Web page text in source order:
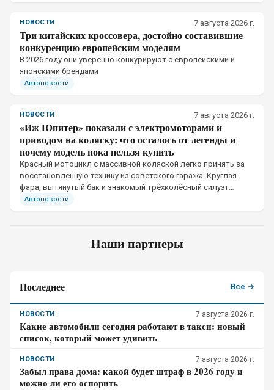
НОВОСТИ 7 августа 2026 г.
Три китайских кроссовера, достойно составившие
конкуренцию европейским моделям
В 2026 году они уверенно конкурируют с европейскими и
японскими брендами
Автоновости
НОВОСТИ 7 августа 2026 г.
«Иж Юпитер» показали с электромоторами и
приводом на коляску: что осталось от легенды и
почему модель пока нельзя купить
Красный мотоцикл с массивной коляской легко принять за
восстановленную технику из советского гаража. Круглая
фара, вытянутый бак и знакомый трёхколёсный силуэт
рассчитаны именно на такое первое впечатление
Автоновости
Наши партнеры
Последнее Все →
НОВОСТИ 7 августа 2026 г.
Какие автомобили сегодня работают в такси: новый
список, который может удивить
НОВОСТИ 7 августа 2026 г.
Забыл права дома: какой будет штраф в 2026 году и
можно ли его оспорить